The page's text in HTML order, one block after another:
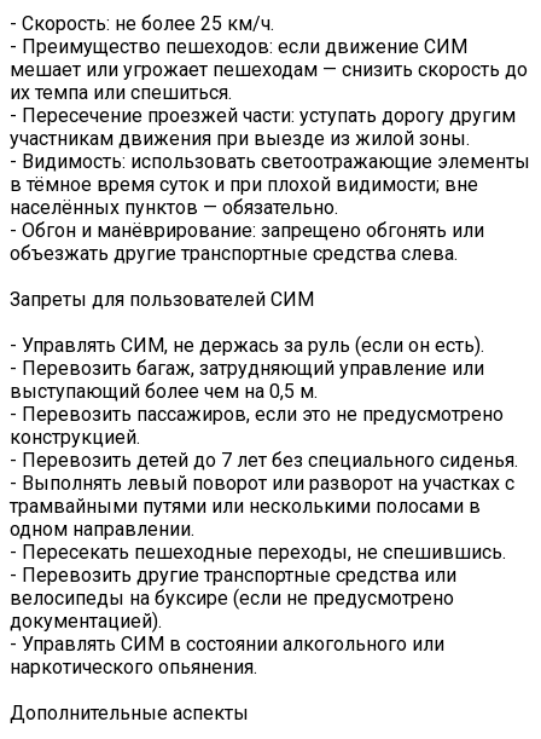
- Скорость: не более 25 км/ч.
- Преимущество пешеходов: если движение СИМ
мешает или угрожает пешеходам — снизить скорость до
их темпа или спешиться.
- Пересечение проезжей части: уступать дорогу другим
участникам движения при выезде из жилой зоны.
- Видимость: использовать светоотражающие элементы
в тёмное время суток и при плохой видимости; вне
населённых пунктов — обязательно.
- Обгон и манёврирование: запрещено обгонять или
объезжать другие транспортные средства слева.
Запреты для пользователей СИМ
- Управлять СИМ, не держась за руль (если он есть).
- Перевозить багаж, затрудняющий управление или
выступающий более чем на 0,5 м.
- Перевозить пассажиров, если это не предусмотрено
конструкцией.
- Перевозить детей до 7 лет без специального сиденья.
- Выполнять левый поворот или разворот на участках с
трамвайными путями или несколькими полосами в
одном направлении.
- Пересекать пешеходные переходы, не спешившись.
- Перевозить другие транспортные средства или
велосипеды на буксире (если не предусмотрено
документацией).
- Управлять СИМ в состоянии алкогольного или
наркотического опьянения.
Дополнительные аспекты